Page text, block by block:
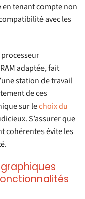
tenant compte non
avec les
adaptée, fait
station de travail
de ces
sur lechoix du
S’assurer que
cohérentes évite les